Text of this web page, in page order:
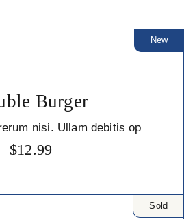
New
Burger
nisi. Ullam debitis op
$12.99
Sold